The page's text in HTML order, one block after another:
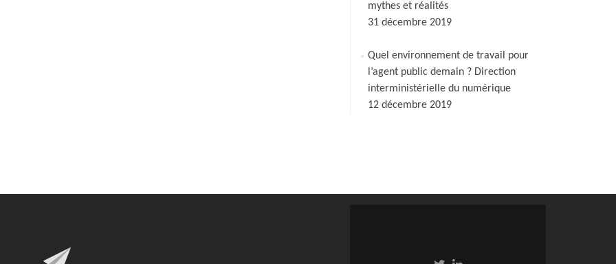
mythes et réalités
31 décembre 2019
Quel environnement de travail pour
l’agent public demain ? Direction
interministérielle du numérique
12 décembre 2019